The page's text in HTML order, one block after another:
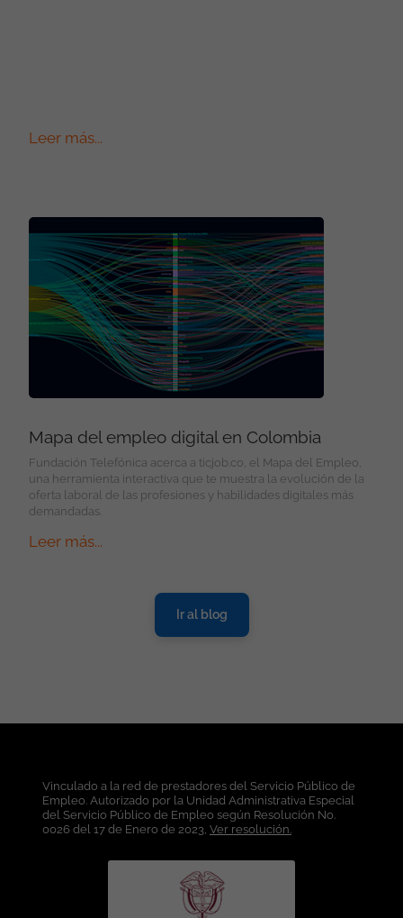
Leer más...
Mapa del empleo digital en Colombia
Fundación Telefónica acerca a ticjob.co, el Mapa del Empleo,
una herramienta interactiva que te muestra la evolución de la
oferta laboral de las profesiones y habilidades digitales más
demandadas.
Leer más...
Ir al blog
Vinculado a la red de prestadores del Servicio Público de
Empleo. Autorizado por la Unidad Administrativa Especial
del Servicio Público de Empleo según Resolución No.
0026 del 17 de Enero de 2023, Ver resolución.